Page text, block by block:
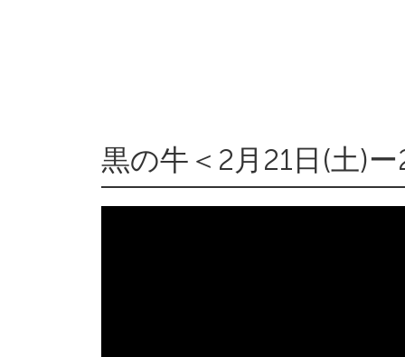
黒の牛＜2月21日(土)